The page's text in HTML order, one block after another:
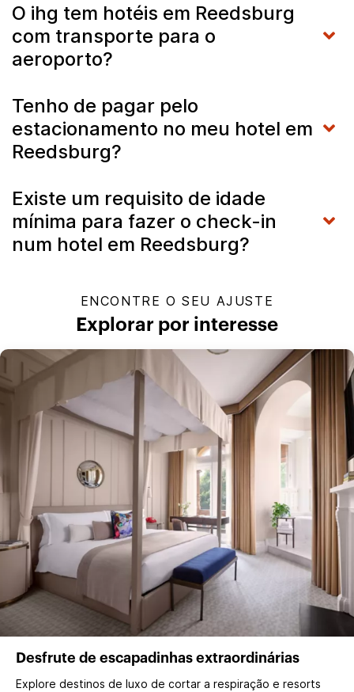
O ihg tem hotéis em Reedsburg
com transporte para o
aeroporto?
Tenho de pagar pelo
estacionamento no meu hotel em
Reedsburg?
Existe um requisito de idade
mínima para fazer o check-in
num hotel em Reedsburg?
ENCONTRE O SEU AJUSTE
Explorar por interesse
Desfrute de escapadinhas extraordinárias
Explore destinos de luxo de cortar a respiração e resorts